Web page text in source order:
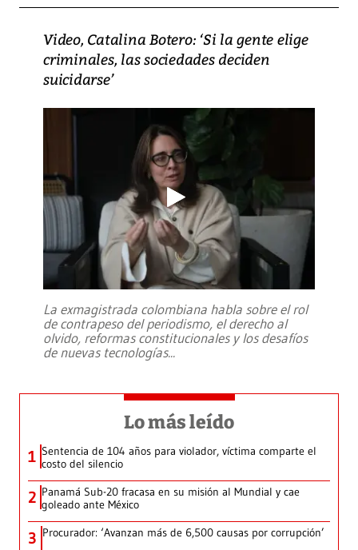
Video, Catalina Botero: ‘Si la gente elige
criminales, las sociedades deciden
suicidarse’
La exmagistrada colombiana habla sobre el rol
de contrapeso del periodismo, el derecho al
olvido, reformas constitucionales y los desafíos
de nuevas tecnologías...
Lo más leído
1 Sentencia de 104 años para violador, víctima comparte el
costo del silencio
2 Panamá Sub-20 fracasa en su misión al Mundial y cae
goleado ante México
3 Procurador: ‘Avanzan más de 6,500 causas por corrupción’